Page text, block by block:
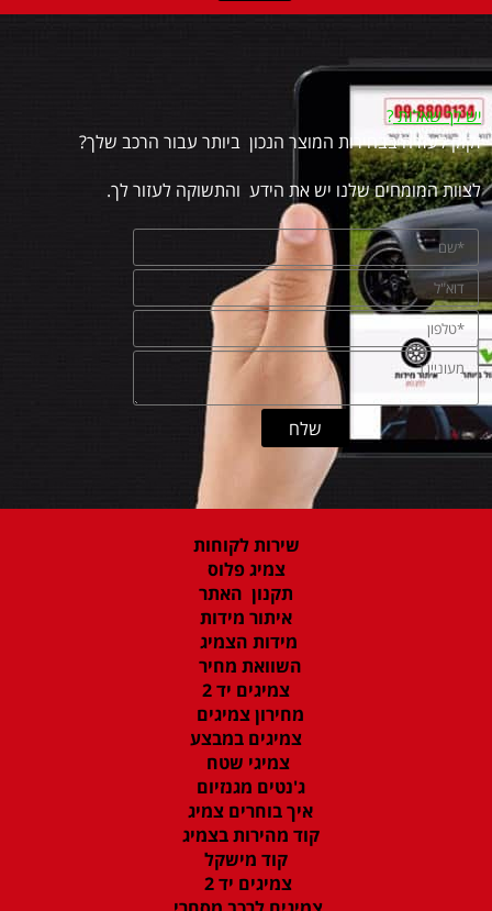
יש לך שאלות?
זקוק לעזרה בבחירות המוצר הנכון ביותר עבור הרכב שלך?
לצוות המומחים שלנו יש את הידע והתשוקה לעזור לך.
שירות לקוחות
צמיג פלוס
תקנון האתר
איתור מידות
מידות הצמיג
השוואת מחיר
צמיגים יד 2
מחירון צמיגים
צמיגים במבצע
צמיגי שטח
ג'נטים מגנזיום
איך בוחרים צמיג
קוד מהירות בצמיג
קוד מישקל
צמיגים יד 2